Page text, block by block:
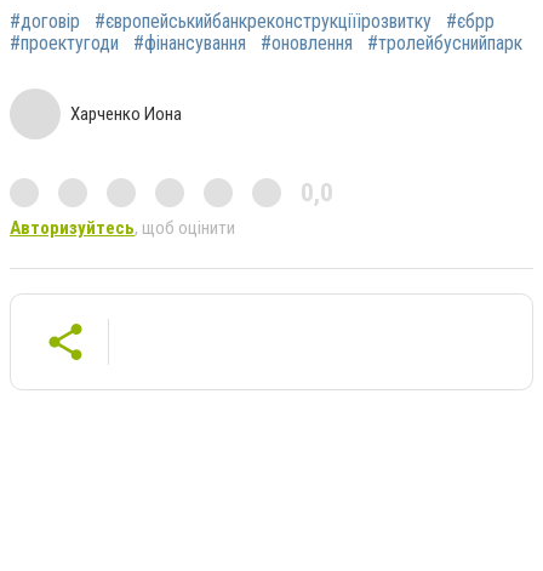
#договір
#європейськийбанкреконструкціїірозвитку
#єбрр
#проектугоди
#фінансування #оновлення #тролейбуснийпарк
Харченко Иона
0,0
Авторизуйтесь, щоб оцінити